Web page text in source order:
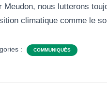
Meudon, nous lutterons
climatique comme le
: COMMUNIQUÉS